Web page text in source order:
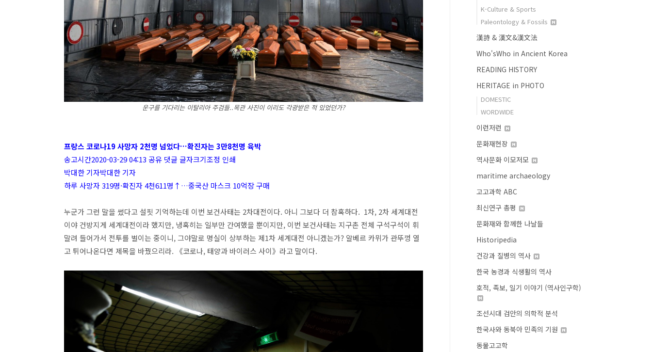
운구를 기다리는 이탈리아 주검들..목관 사진이 이리도 각광받은 적 있었던가?
프랑스 코로나19 사망자 2천명 넘었다…확진자는 3만8천명 육박
송고시간2020-03-29 04:13 공유 댓글 글자크기조정 인쇄
박대한 기자박대한 기자
하루 사망자 319명·확진자 4천611명↑…중국산 마스크 10억장 구매
누군가 그런 말을 썼다고 설핏 기억하는데 이번 보건사태는 2차대전이다. 아니 그보다 더 참혹하다. 1차, 2차 세계대전
이야 건방지게 세계대전이라 했지만, 냉혹히는 일부만 간여했을 뿐이지만, 이번 보건사태는 지구촌 전체 구석구석이 휘
말려 들어가서 전투를 벌이는 중이니, 그야말로 명실이 상부하는 제1차 세계대전 아니겠는가? 알베르 카뮈가 관뚜껑 열
고 튀어나온다면 제목을 바꿨으리라. 《코로나, 태양과 바이러스 사이》라고 말이다.
K-Culture & Sports
Paleontology & Fossils
漢詩 & 漢文&漢文法
Who'sWho in Ancient Korea
READING HISTORY
HERITAGE in PHOTO
DOMESTIC
WORDWIDE
이런저런
문화재현장
역사문화 이모저모
maritime archaeology
고고과학 ABC
최신연구 총평
문화재와 함께한 나날들
Historipedia
건강과 질병의 역사
한국 농경과 식생활의 역사
호적, 족보, 일기 이야기 (역사인구학)
조선시대 검안의 의학적 분석
한국사와 동북아 민족의 기원
동물고고학